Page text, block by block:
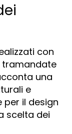
con
tramandate
una
e
per il design
scelta dei